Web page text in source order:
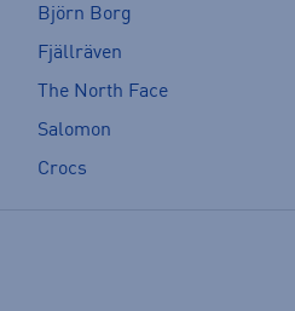
Björn Borg
Fjällräven
The North Face
Salomon
Crocs